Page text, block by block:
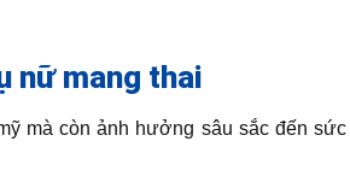
nữ mang thai
mà còn ảnh hưởng sâu sắc đến